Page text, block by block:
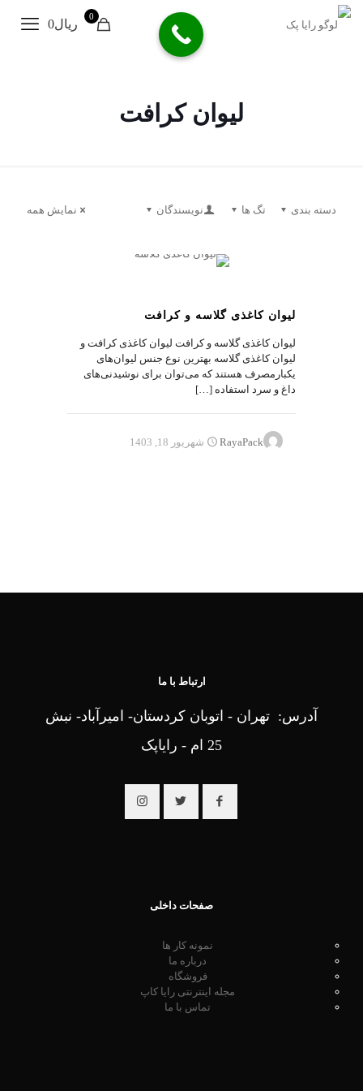
0
ریال0
لیوان کرافت
دسته بندی تگ ها نویسندگان نمایش همه
لیوان کاغذی گلاسه و کرافت
لیوان کاغذی گلاسه و کرافت لیوان‌ کاغذی کرافت و
لیوان کاغذی گلاسه بهترین نوع جنس لیوان‌های
یکبارمصرف هستند که می‌توان برای نوشیدنی‌های
داغ و سرد استفاده […]
RayaPack شهریور 18, 1403
ارتباط با ما
آدرس: تهران - اتوبان کردستان- امیرآباد- نبش
25 ام - رایاپک
صفحات داخلی
نمونه کار ها
درباره ما
فروشگاه
مجله اینترنتی رایا کاپ
تماس با ما